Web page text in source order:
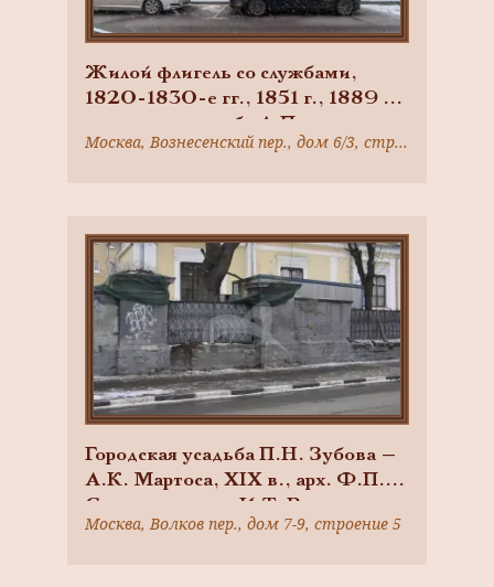
Жилой флигель со службами,
1820-1830-е гг., 1851 г., 1889 г.,
городская усадьба А.П.
Сумарокова — П.А. Голицына
Москва, Вознесенский пер., дом 6/3, строение 3
Городская усадьба П.Н. Зубова —
А.К. Мартоса, XIX в., арх. Ф.П.
Скоморошенко, И.Т. Владимиров
Москва, Волков пер., дом 7-9, строение 5